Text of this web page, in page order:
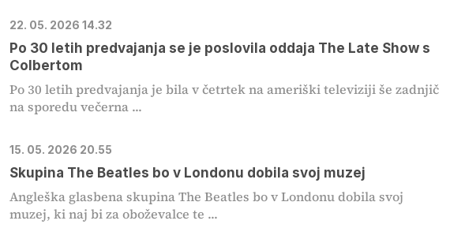
22. 05. 2026 14.32
Po 30 letih predvajanja se je poslovila oddaja The Late Show s
Colbertom
Po 30 letih predvajanja je bila v četrtek na ameriški televiziji še zadnjič
na sporedu večerna ...
15. 05. 2026 20.55
Skupina The Beatles bo v Londonu dobila svoj muzej
Angleška glasbena skupina The Beatles bo v Londonu dobila svoj
muzej, ki naj bi za oboževalce te ...